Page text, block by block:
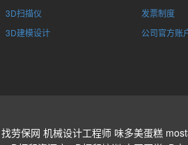
3D扫描仪
3D建模设计
发票制度
公司官方账
找劳保网 机械设计工程师 味多美蛋糕